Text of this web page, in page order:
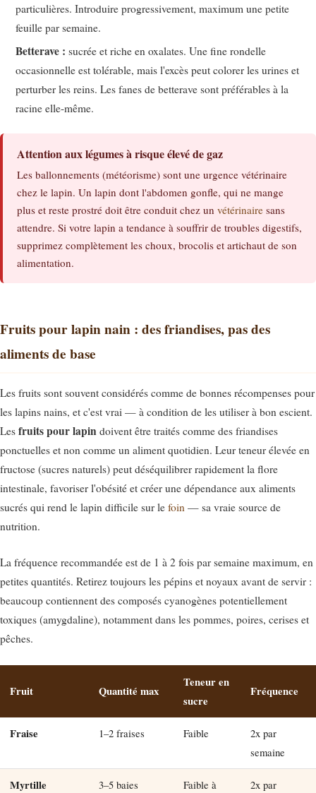
particulières. Introduire progressivement, maximum une petite
feuille par semaine.
Betterave : sucrée et riche en oxalates. Une fine rondelle
occasionnelle est tolérable, mais l'excès peut colorer les urines et
perturber les reins. Les fanes de betterave sont préférables à la
racine elle-même.
Attention aux légumes à risque élevé de gaz
Les ballonnements (météorisme) sont une urgence vétérinaire
chez le lapin. Un lapin dont l'abdomen gonfle, qui ne mange
plus et reste prostré doit être conduit chez un vétérinaire sans
attendre. Si votre lapin a tendance à souffrir de troubles digestifs,
supprimez complètement les choux, brocolis et artichaut de son
alimentation.
Fruits pour lapin nain : des friandises, pas des
aliments de base
Les fruits sont souvent considérés comme de bonnes récompenses pour
les lapins nains, et c'est vrai — à condition de les utiliser à bon escient.
Les fruits pour lapin doivent être traités comme des friandises
ponctuelles et non comme un aliment quotidien. Leur teneur élevée en
fructose (sucres naturels) peut déséquilibrer rapidement la flore
intestinale, favoriser l'obésité et créer une dépendance aux aliments
sucrés qui rend le lapin difficile sur le foin — sa vraie source de
nutrition.
La fréquence recommandée est de 1 à 2 fois par semaine maximum, en
petites quantités. Retirez toujours les pépins et noyaux avant de servir :
beaucoup contiennent des composés cyanogènes potentiellement
toxiques (amygdaline), notamment dans les pommes, poires, cerises et
pêches.
Fruit Quantité max
Teneur en
sucre
Fréquence
Fraise 1–2 fraises Faible
2x par
semaine
Myrtille 3–5 baies
Faible à
2x par